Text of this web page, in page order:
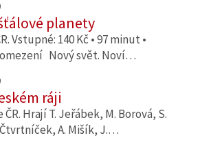
planety
Vstupné: 140 Kč • 97 minut •
Nový svět. Noví…
ráji
Hrají T. Jeřábek, M. Borová, S.
Čtvrtníček, A. Mišík, J.…